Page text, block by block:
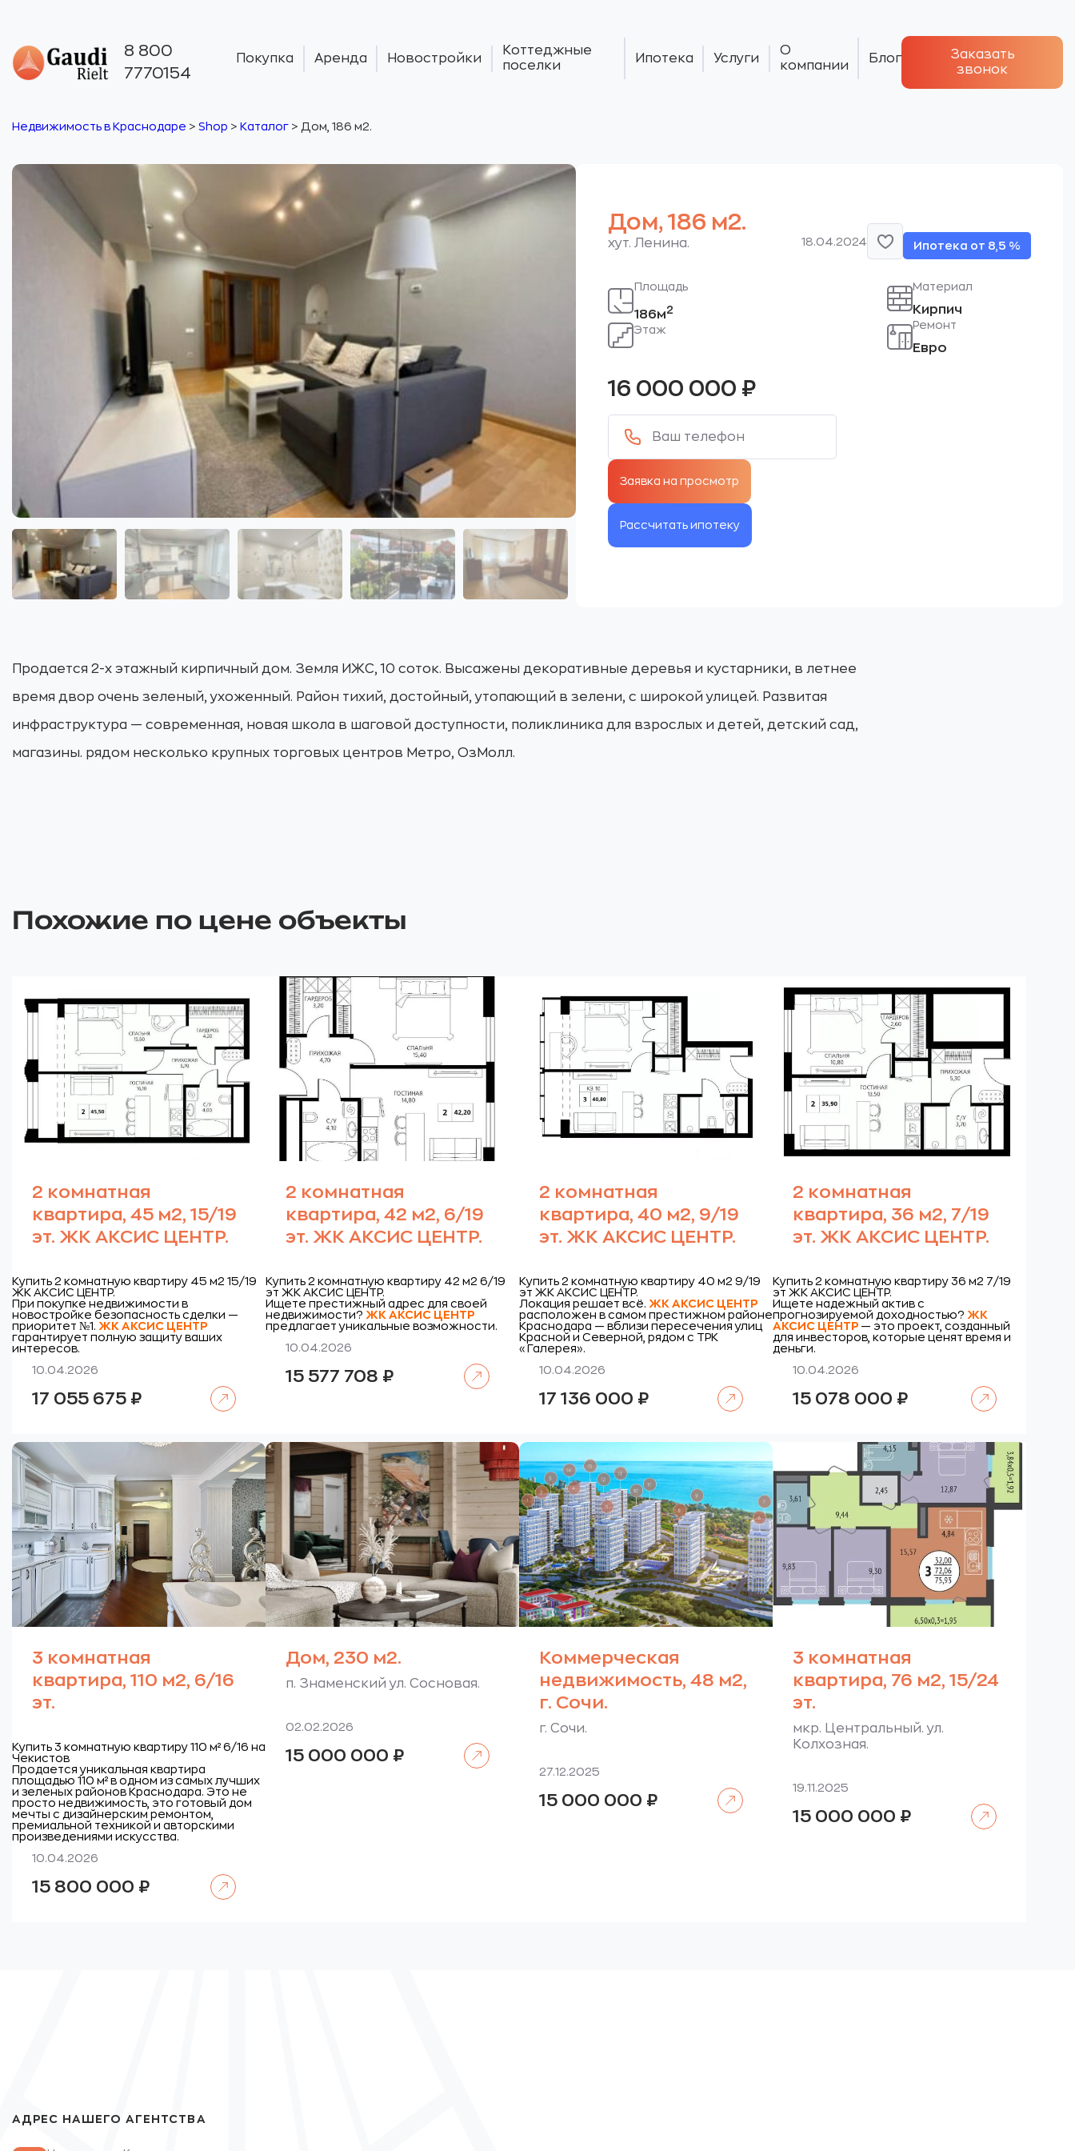
8 800
7770154
Покупка Аренда Новостройки
Коттеджные
поселки
Ипотека Услуги
О
компании
Блог
Заказать
звонок
Недвижимость в Краснодаре > Shop > Каталог > Дом, 186 м2.
Дом, 186 м2.
хут. Ленина. 18.04.2024 Ипотека от 8,5 %
Площадь
186м2
Этаж
Материал
Кирпич
Ремонт
Евро
16 000 000 ₽
Рассчитать ипотеку
Продается 2-х этажный кирпичный дом. Земля ИЖС, 10 соток. Высажены декоративные деревья и кустарники, в летнее
время двор очень зеленый, ухоженный. Район тихий, достойный, утопающий в зелени, с широкой улицей. Развитая
инфраструктура — современная, новая школа в шаговой доступности, поликлиника для взрослых и детей, детский сад,
магазины. рядом несколько крупных торговых центров Метро, ОзМолл.
Похожие по цене объекты
2 комнатная
квартира, 45 м2, 15/19
эт. ЖК АКСИС ЦЕНТР.
Купить 2 комнатную квартиру 45 м2 15/19
ЖК АКСИС ЦЕНТР.
При покупке недвижимости в
новостройке безопасность сделки —
приоритет №1. ЖК АКСИС ЦЕНТР
гарантирует полную защиту ваших
интересов.
10.04.2026
17 055 675 ₽
2 комнатная
квартира, 42 м2, 6/19
эт. ЖК АКСИС ЦЕНТР.
Купить 2 комнатную квартиру 42 м2 6/19
эт ЖК АКСИС ЦЕНТР.
Ищете престижный адрес для своей
недвижимости? ЖК АКСИС ЦЕНТР
предлагает уникальные возможности.
10.04.2026
15 577 708 ₽
2 комнатная
квартира, 40 м2, 9/19
эт. ЖК АКСИС ЦЕНТР.
Купить 2 комнатную квартиру 40 м2 9/19
эт ЖК АКСИС ЦЕНТР.
Локация решает всё. ЖК АКСИС ЦЕНТР
расположен в самом престижном районе
Краснодара — вблизи пересечения улиц
Красной и Северной, рядом с ТРК
«Галерея».
10.04.2026
17 136 000 ₽
2 комнатная
квартира, 36 м2, 7/19
эт. ЖК АКСИС ЦЕНТР.
Купить 2 комнатную квартиру 36 м2 7/19
эт ЖК АКСИС ЦЕНТР.
Ищете надежный актив с
прогнозируемой доходностью? ЖК
АКСИС ЦЕНТР — это проект, созданный
для инвесторов, которые ценят время и
деньги.
10.04.2026
15 078 000 ₽
3 комнатная
квартира, 110 м2, 6/16
эт.
Купить 3 комнатную квартиру 110 м² 6/16 на
Чекистов
Продается уникальная квартира
площадью 110 м² в одном из самых лучших
и зеленых районов Краснодара. Это не
просто недвижимость, это готовый дом
мечты с дизайнерским ремонтом,
премиальной техникой и авторскими
произведениями искусства.
10.04.2026
15 800 000 ₽
Дом, 230 м2.
п. Знаменский ул. Сосновая.
02.02.2026
15 000 000 ₽
Коммерческая
недвижимость, 48 м2,
г. Сочи.
г. Сочи.
27.12.2025
15 000 000 ₽
3 комнатная
квартира, 76 м2, 15/24
эт.
мкр. Центральный. ул.
Колхозная.
19.11.2025
15 000 000 ₽
АДРЕС НАШЕГО АГЕНТСТВА